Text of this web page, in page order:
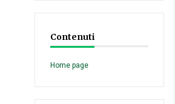
Contenuti
Home page